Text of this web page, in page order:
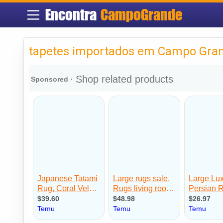
Encontra CampoGrande
tapetes importados em Campo